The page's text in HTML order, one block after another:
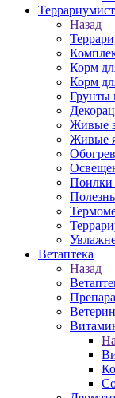
Назад
Корм
Корм
Грунты
Живые
Живые
Поилки
Ветаптека
Назад